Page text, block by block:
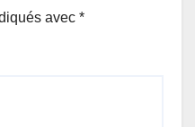
avec *